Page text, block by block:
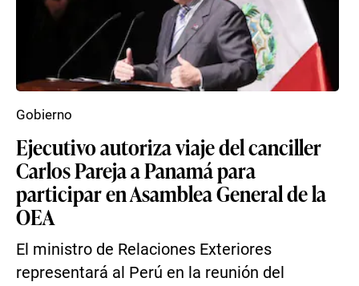
Ejecutivo autoriza viaje del canciller
Carlos Pareja a Panamá para
participar en Asamblea General de la
OEA
El ministro de Relaciones Exteriores
representará al Perú en la reunión del
Gobierno